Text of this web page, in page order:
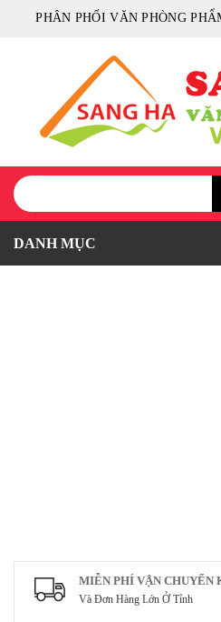
PHÂN PHỐI VĂN PHÒNG
DANH MỤC
MIỄN PHÍ VẬN CHUYỂN
Và Đơn Hàng Lớn Ở Tỉnh